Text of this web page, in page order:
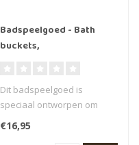
Badspeelgoed - Bath
buckets,
Dit badspeelgoed is
speciaal ontworpen om
baby’s te begeleiden tijdens
hun eer..
€16,95